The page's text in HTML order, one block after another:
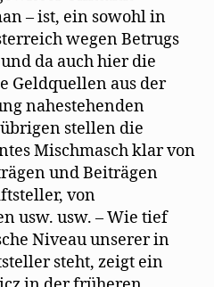
– ist, ein sowohl in
wegen Betrugs
da auch hier die
Geldquellen aus der
nahestehenden
stellen die
Mischmasch klar von
und Beiträgen
von
usw. usw. – Wie tief
Niveau unserer in
steht, zeigt ein